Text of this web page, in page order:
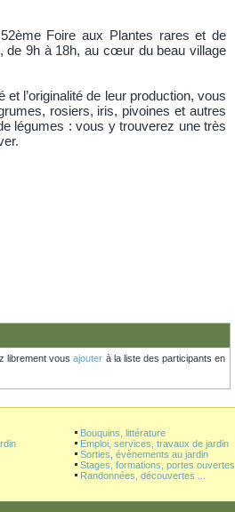
Foire aux Plantes rares et de
de 9h à 18h, au cœur du beau village
l’originalité de leur production, vous
rosiers, iris, pivoines et autres
légumes : vous y trouverez une très
librement vousajouter à la liste des participants en
Bouquins, littérature
Emploi, services, travaux de jardin
Sorties, évènements au jardin
Stages, formations, portes ouvertes
Randonnées, découvertes ...